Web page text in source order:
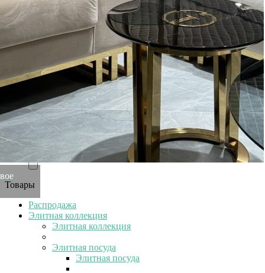
110 600 ₽
Полукресло FG-30568, ротанг / полиротанг, beige/black,
ROOMERS FURNITURE
Быстрый просмотр
110 600
Товары
Распродажа
Элитная коллекция
Элитная коллекция
Элитная посуда
Элитная посуда